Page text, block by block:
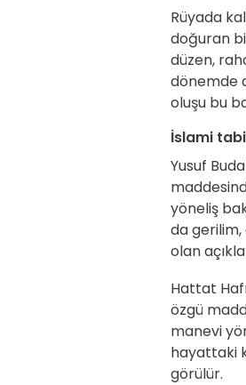
Rüyada
doğuran
düzen,
dönemde
oluşu bu
İslami
Yusuf
yöneliş
da gerilim,
olan
Hattat
özgü
manevi
hayattaki
görülür.